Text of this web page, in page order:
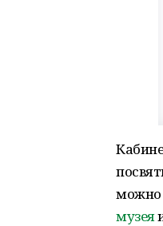
можно
музея